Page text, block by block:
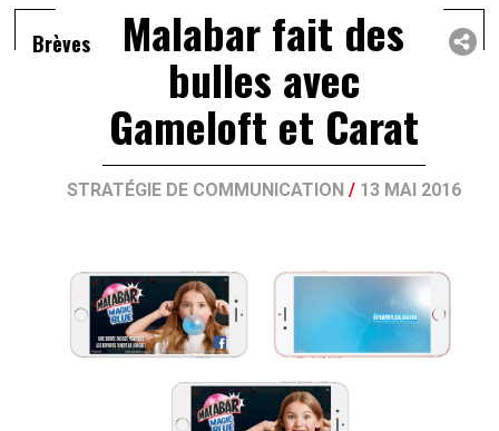
Brèves Malabar fait des
bulles avec
Gameloft et Carat
STRATÉGIE DE COMMUNICATION/ 13 MAI 2016